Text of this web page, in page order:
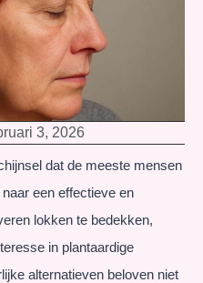
3, 2026
dat de meeste mensen
een effectieve en
lokken te bedekken,
in plantaardige
alternatieven beloven niet